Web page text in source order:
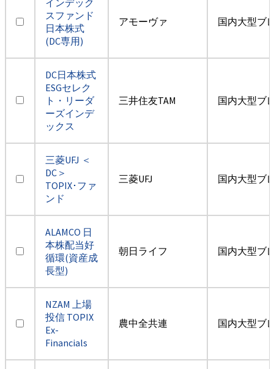
スファンド
日本株式
(DC専用)
アモーヴァ 国内大型ブ
DC日本株式
ESGセレク
ト・リーダ
ーズインデ
ックス
三井住友TAM 国内大型ブ
三菱UFJ ＜
DC＞
TOPIX･ファ
ンド
三菱UFJ 国内大型ブ
ALAMCO 日
本株配当好
循環(資産成
長型)
朝日ライフ 国内大型ブ
NZAM 上場
投信 TOPIX
Ex-
Financials
農中全共連 国内大型ブ